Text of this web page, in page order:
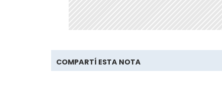
COMPARTÍ ESTA NOTA